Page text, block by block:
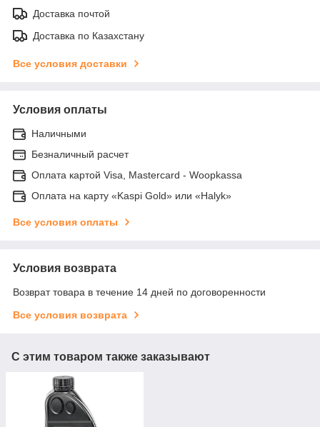
Доставка почтой
Доставка по Казахстану
Все условия доставки
Условия оплаты
Наличными
Безналичный расчет
Оплата картой Visa, Mastercard - Woopkassa
Оплата на карту «Kaspi Gold» или «Halyk»
Все условия оплаты
Условия возврата
Возврат товара в течение 14 дней по договоренности
Все условия возврата
С этим товаром также заказывают